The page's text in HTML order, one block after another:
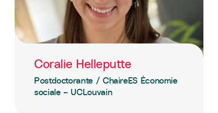
Coralie Helleputte
Postdoctorante / ChaireES Économie
sociale – UCLouvain